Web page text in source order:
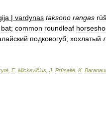
| vardynas taksono rangas
bat; common roundleaf
подковогуб; хохлатый
E. Mickevičius J Prūsaitė K.